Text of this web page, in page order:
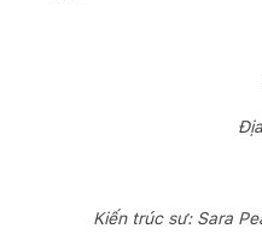
Kiến trúc sư: Sara